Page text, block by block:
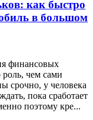
как быстро
в большом
финансовых
чем сами
срочно, у человека
пока сработает
поэтому кре...